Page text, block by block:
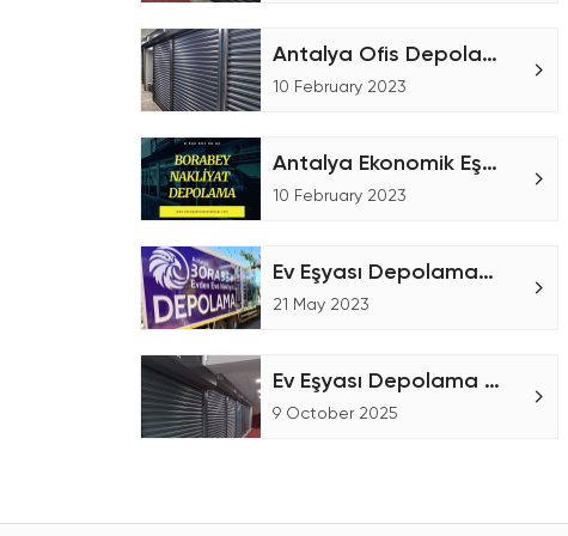
Antalya Ofis Depolama Hizmetleri
10 February 2023
Antalya Ekonomik Eşya Depoları
10 February 2023
Ev Eşyası Depolama-Nakliye Ücretleri
21 May 2023
Ev Eşyası Depolama Hizmetleri
9 October 2025